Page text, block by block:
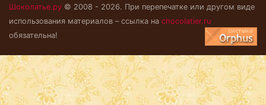
Шоколатье.ру © 2008 - 2026. При перепечатке или другом виде
использования материалов – ссылка на chocolatier.ru
обязательна!